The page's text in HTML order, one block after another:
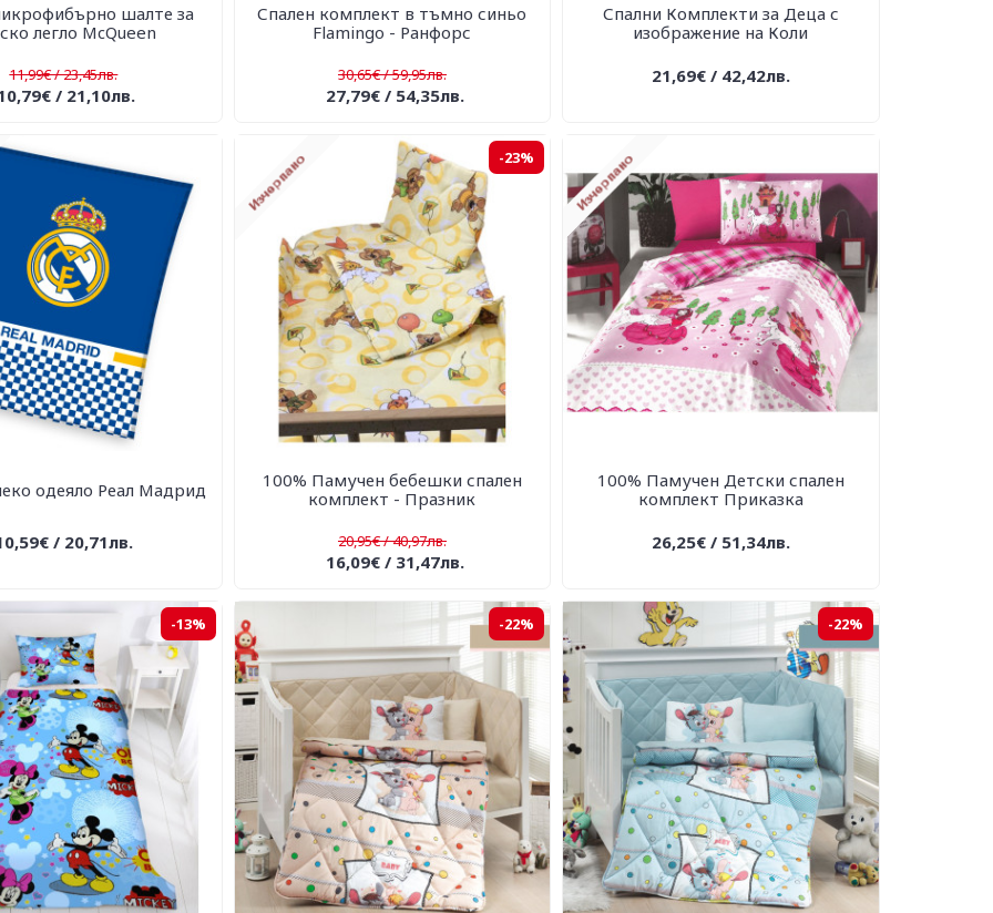
шалте за
легло McQueen
11,99€ / 23,45лв.
/ 21,10лв.
Спален комплект в тъмно синьо
Flamingo - Ранфорс
30,65€ / 59,95лв.
27,79€ / 54,35лв.
Спални Комплекти за Деца с
изображение на Коли
21,69€ / 42,42лв.
одеяло Реал Мадрид
/ 20,71лв.
-23%
100% Памучен бебешки спален
комплект - Празник
20,95€ / 40,97лв.
16,09€ / 31,47лв.
100% Памучен Детски спален
комплект Приказка
26,25€ / 51,34лв.
-13% -22% -22%